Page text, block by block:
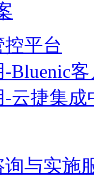
平台
Bluenic
云捷集成
与实施